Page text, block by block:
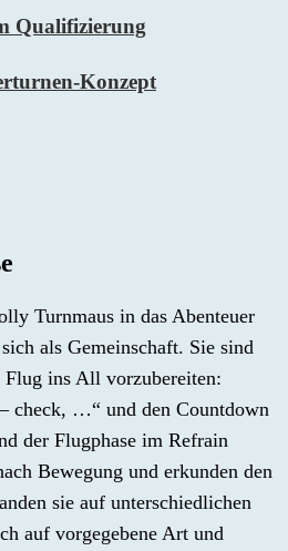
Qualifizierung
Konzept
Turnmaus in das Abenteuer
als Gemeinschaft. Sie sind
ins All vorzubereiten:
check, …“ und den Countdown
der Flugphase im Refrain
Bewegung und erkunden den
sie auf unterschiedlichen
auf vorgegebene Art und